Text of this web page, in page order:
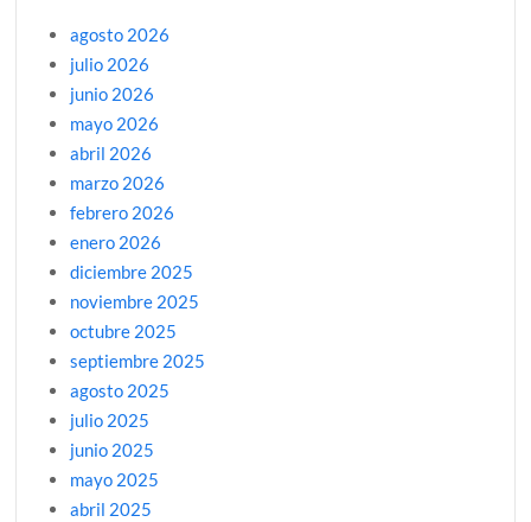
agosto 2026
julio 2026
junio 2026
mayo 2026
abril 2026
marzo 2026
febrero 2026
enero 2026
diciembre 2025
noviembre 2025
octubre 2025
septiembre 2025
agosto 2025
julio 2025
junio 2025
mayo 2025
abril 2025